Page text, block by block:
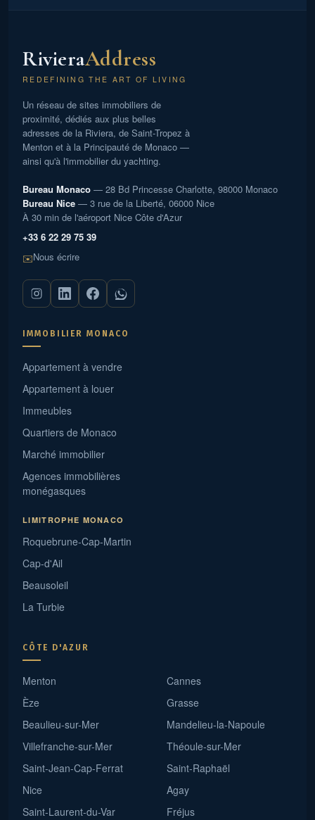
georisques.gouv.fr
RivieraAddress
REDEFINING THE ART OF LIVING
Un réseau de sites immobiliers de
proximité, dédiés aux plus belles
adresses de la Riviera, de Saint-Tropez à
Menton et à la Principauté de Monaco —
ainsi qu'à l'immobilier du yachting.
Bureau Monaco — 28 Bd Princesse Charlotte, 98000 Monaco
Bureau Nice — 3 rue de la Liberté, 06000 Nice
À 30 min de l'aéroport Nice Côte d'Azur
+33 6 22 29 75 39
✉️Nous écrire
IMMOBILIER MONACO
Appartement à vendre
Appartement à louer
Immeubles
Quartiers de Monaco
Marché immobilier
Agences immobilières
monégasques
LIMITROPHE MONACO
Roquebrune-Cap-Martin
Cap-d'Ail
Beausoleil
La Turbie
CÔTE D'AZUR
Menton
Èze
Beaulieu-sur-Mer
Villefranche-sur-Mer
Saint-Jean-Cap-Ferrat
Nice
Saint-Laurent-du-Var
Cannes
Grasse
Mandelieu-la-Napoule
Théoule-sur-Mer
Saint-Raphaël
Agay
Fréjus